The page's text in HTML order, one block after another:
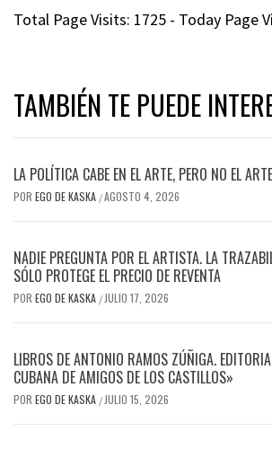
Total Page Visits: 1725 - Today Page
TAMBIÉN TE PUEDE
LA POLÍTICA CABE EN EL ARTE, PERO NO EL
POR EGO DE KASKA /AGOSTO 4, 2026
NADIE PREGUNTA POR EL ARTISTA. LA
SÓLO PROTEGE EL PRECIO DE REVENTA
POR EGO DE KASKA / JULIO 17, 2026
LIBROS DE ANTONIO RAMOS ZÚÑIGA.
CUBANA DE AMIGOS DE LOS CASTILLOS»
POR EGO DE KASKA / JULIO 15, 2026